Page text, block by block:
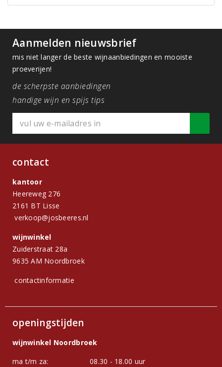
Aanmelden nieuwsbrief
mis niet langer de beste wijnaanbiedingen en mooiste
proeverijen!
de scherpste aanbiedingen
handige wijn en spijs tips
contact
kantoor
Heereweg 276
2161 BT Lisse
verkoop@josbeeres.nl
wijnwinkel
Zuiderstraat 28a
9635 AM Noordbroek
contactinformatie
openingstijden
wijnwinkel Noordbroek
ma t/m za:
08.30 - 18.00 uur